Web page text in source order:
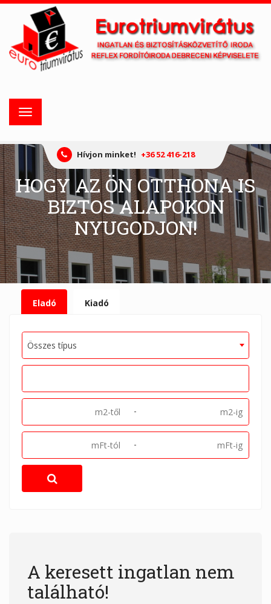
Toggle
navigation
Hívjon minket! +36 52 416-218
HOGY AZ ÖN OTTHONA IS
BIZTOS ALAPOKON
NYUGODJON!
Eladó Kiadó
Összes típus
-
-
A keresett ingatlan nem
található!